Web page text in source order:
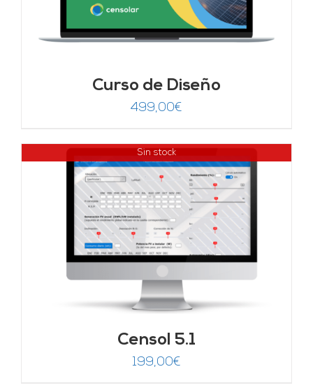
Curso de Diseño
499,00€
Sin stock
Censol 5.1
199,00€